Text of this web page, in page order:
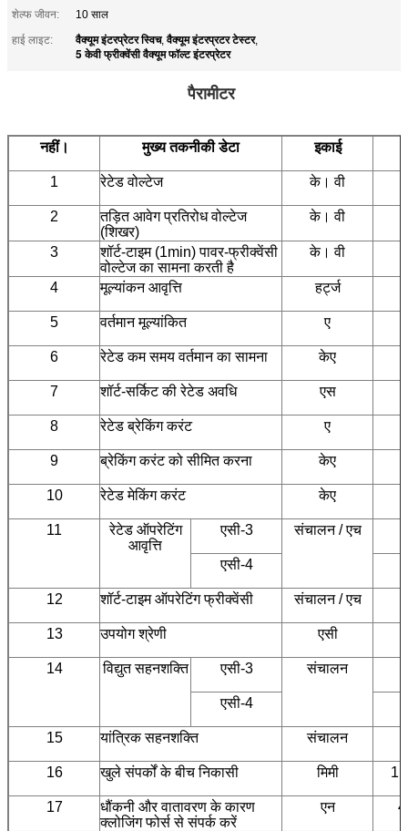
शेल्फ जीवन:
10 साल
हाई लाइट:
वैक्यूम इंटरप्रेटर स्विच,वैक्यूम इंटरप्रटर टेस्टर,
5 केवी फ्रीक्वेंसी वैक्यूम फॉल्ट इंटरप्रेटर
पैरामीटर
नहीं। मुख्य तकनीकी डेटा इकाई
1 रेटेड वोल्टेज के। वी
2
तड़ित आवेग प्रतिरोध वोल्टेज
(शिखर)
के। वी
3
शॉर्ट-टाइम (1min) पावर-फ्रीक्वेंसी
वोल्टेज का सामना करती है
के। वी
4 मूल्यांकन आवृत्ति हर्ट्ज
5 वर्तमान मूल्यांकित ए
6 रेटेड कम समय वर्तमान का सामना केए
7 शॉर्ट-सर्किट की रेटेड अवधि एस
8 रेटेड ब्रेकिंग करंट ए
9 ब्रेकिंग करंट को सीमित करना केए
10 रेटेड मेकिंग करंट केए
11
रेटेड ऑपरेटिंग
आवृत्ति
एसी-3 संचालन / एच
एसी-4
12 शॉर्ट-टाइम ऑपरेटिंग फ्रीक्वेंसी संचालन / एच
13 उपयोग श्रेणी एसी
14 विद्युत सहनशक्ति एसी-3 संचालन
एसी-4
15 यांत्रिक सहनशक्ति संचालन
16 खुले संपर्कों के बीच निकासी मिमी
17
धौंकनी और वातावरण के कारण
क्लोजिंग फोर्स से संपर्क करें
एन